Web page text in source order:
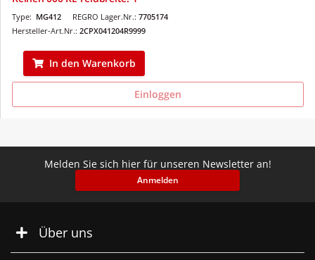
REGRO Lager.Nr.: 7705174
Type: MG412
Hersteller-Art.Nr.: 2CPX041204R9999
In den Warenkorb
Einloggen
Melden Sie sich hier für unseren Newsletter an!
Anmelden
Über uns